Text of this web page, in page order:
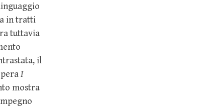
in tratti
tuttavia
il
I
mostra